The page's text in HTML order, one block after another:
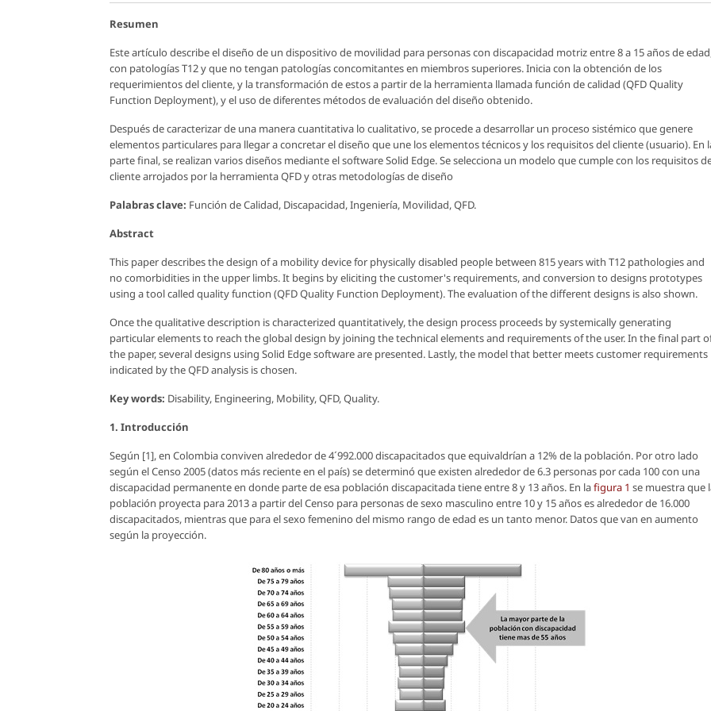
Resumen
Este artículo describe el diseño de un dispositivo de movilidad para personas con discapacidad motriz entre 8 a 15 años de
con patologías T12 y que no tengan patologías concomitantes en miembros superiores. Inicia con la obtención de los
requerimientos del cliente, y la transformación de estos a partir de la herramienta llamada función de calidad (QFD Quality
Function Deployment), y el uso de diferentes métodos de evaluación del diseño obtenido.
Después de caracterizar de una manera cuantitativa lo cualitativo, se procede a desarrollar un proceso sistémico que genere
elementos particulares para llegar a concretar el diseño que une los elementos técnicos y los requisitos del cliente (usuario). En
parte final, se realizan varios diseños mediante el software Solid Edge. Se selecciona un modelo que cumple con los requisitos
cliente arrojados por la herramienta QFD y otras metodologías de diseño
Palabras clave: Función de Calidad, Discapacidad, Ingeniería, Movilidad, QFD.
Abstract
This paper describes the design of a mobility device for physically disabled people between 815 years with T12 pathologies and
no comorbidities in the upper limbs. It begins by eliciting the customer's requirements, and conversion to designs prototypes
using a tool called quality function (QFD Quality Function Deployment). The evaluation of the different designs is also shown.
Once the qualitative description is characterized quantitatively, the design process proceeds by systemically generating
particular elements to reach the global design by joining the technical elements and requirements of the user. In the final part
the paper, several designs using Solid Edge software are presented. Lastly, the model that better meets customer requirements
indicated by the QFD analysis is chosen.
Key words: Disability, Engineering, Mobility, QFD, Quality.
1. Introducción
Según [1], en Colombia conviven alrededor de 4´992.000 discapacitados que equivaldrían a 12% de la población. Por otro lado
según el Censo 2005 (datos más reciente en el país) se determinó que existen alrededor de 6.3 personas por cada 100 con una
discapacidad permanente en donde parte de esa población discapacitada tiene entre 8 y 13 años. En lafigura 1 se muestra que
población proyecta para 2013 a partir del Censo para personas de sexo masculino entre 10 y 15 años es alrededor de 16.000
discapacitados, mientras que para el sexo femenino del mismo rango de edad es un tanto menor. Datos que van en aumento
según la proyección.